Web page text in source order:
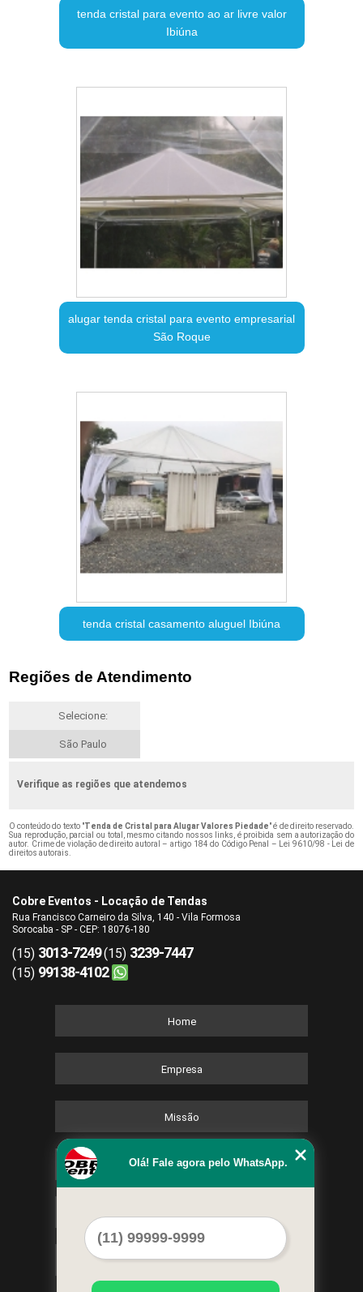
tenda cristal para evento ao ar livre valor
Ibiúna
alugar tenda cristal para evento empresarial
São Roque
tenda cristal casamento aluguel Ibiúna
Regiões de Atendimento
Selecione:
São Paulo
Verifique as regiões que atendemos
O conteúdo do texto "Tenda de Cristal para Alugar Valores Piedade" é de direito reservado.
Sua reprodução, parcial ou total, mesmo citando nossos links, é proibida sem a autorização do
autor. Crime de violação de direito autoral – artigo 184 do Código Penal – Lei 9610/98 - Lei de
direitos autorais.
Cobre Eventos - Locação de Tendas
Rua Francisco Carneiro da Silva, 140 - Vila Formosa
Sorocaba - SP - CEP: 18076-180
(15) 3013-7249(15) 3239-7447
(15) 99138-4102
Home
Empresa
Missão
Serviços
Mapa do site
Olá! Fale agora pelo WhatsApp.